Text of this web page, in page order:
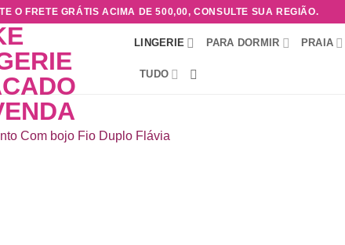
O FRETE GRÁTIS ACIMA DE 500,00, CONSULTE SUA REGIÃO.
LINGERIE PARA DORMIR PRAIA
TUDO